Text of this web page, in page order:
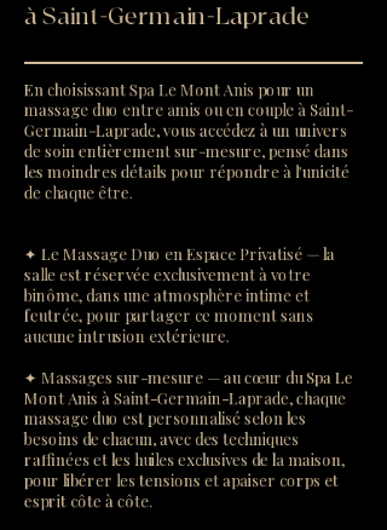
à Saint-Germain-Laprade
En choisissant Spa Le Mont Anis pour un
massage duo entre amis ou en couple à Saint-
Germain-Laprade, vous accédez à un univers
de soin entièrement sur-mesure, pensé dans
les moindres détails pour répondre à l'unicité
de chaque être.
✦ Le Massage Duo en Espace Privatisé — la
salle est réservée exclusivement à votre
binôme, dans une atmosphère intime et
feutrée, pour partager ce moment sans
aucune intrusion extérieure.
✦ Massages sur-mesure — au cœur du Spa Le
Mont Anis à Saint-Germain-Laprade, chaque
massage duo est personnalisé selon les
besoins de chacun, avec des techniques
raffinées et les huiles exclusives de la maison,
pour libérer les tensions et apaiser corps et
esprit côte à côte.